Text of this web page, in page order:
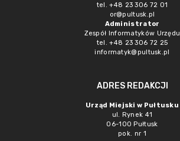
tel. +48 23 306 72 01
or@pultusk.pl
Administrator
Zespół Informatyków Urzędu
tel. +48 23 306 72 25
informatyk@pultusk.pl
ADRES REDAKCJI
Urząd Miejski w Pułtusku
ul. Rynek 41
06-100 Pułtusk
pok. nr 1